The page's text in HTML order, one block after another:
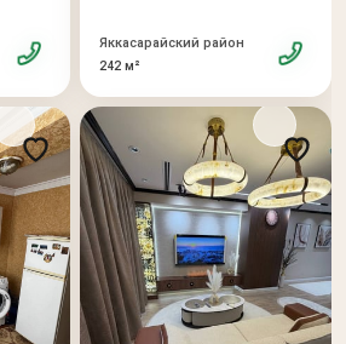
Яккасарайский район
242 м²